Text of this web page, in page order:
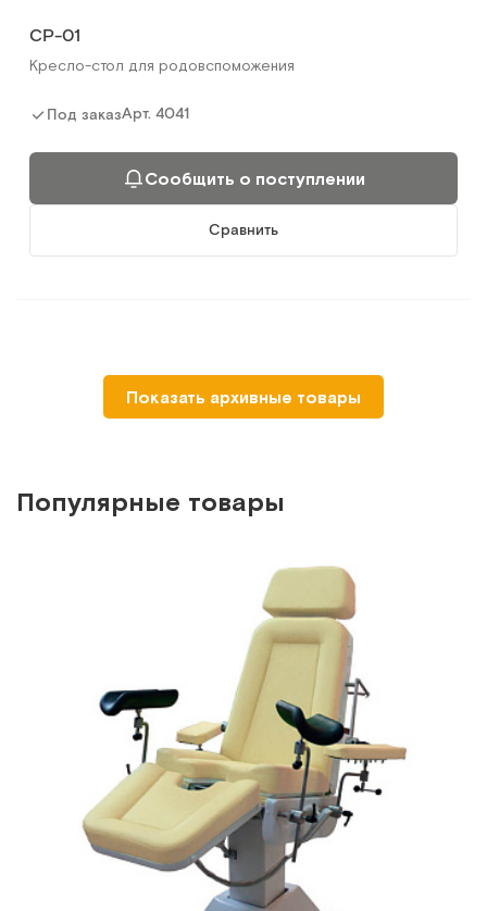
СР-01
Кресло-стол для родовспоможения
Под заказАрт. 4041
Сообщить о поступлении
Сравнить
КСМ-ПУ-07э, два электропривода, беж
Гинекологическое кресло-стол для малых хирургическиз
вмешательств
Под заказАрт.5359
Показать архивные товары
Популярные товары